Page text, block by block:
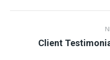
navigation
Client